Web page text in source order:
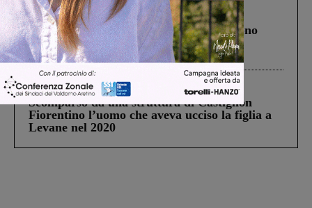
Cronaca 4 Agosto 2026
Un anno fa la strage in A1 in cui morirono
Gianni, Giulia e Franco. Lo schianto, il
processo, lo stop ai sorpassi fra tir....
Cronaca 3 Agosto 2026
Scomparso da una struttura di Castiglion
Fiorentino l’uomo che aveva ucciso la figlia a
Levane nel 2020